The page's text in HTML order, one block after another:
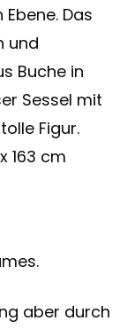
Das
und
Buche in
Sessel mit
Figur.
163 cm
aber durch